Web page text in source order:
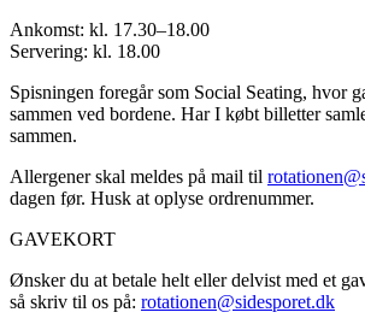
Ankomst: kl. 17.30–18.00
Servering: kl. 18.00
Spisningen foregår som Social Seating, hvor
sammen ved bordene. Har I købt billetter
sammen.
Allergener skal meldes på mail til
dagen før. Husk at oplyse ordrenummer.
GAVEKORT
Ønsker du at betale helt eller delvist med et
så skriv til os på: rotationen@sidesporet.dk